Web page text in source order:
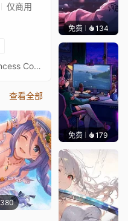
仅商用
プリンセスコネクトリダイブPrincess Connect! Re: Dive超异域公主连结！Re: Dive3星 矛依未 511 3★ 主页动画壁纸3★ムイミ通过 Waifu2x 降噪放大 + FFmpeg 60FPS 补帧处理
查看全部
380
免费 134
免费 179